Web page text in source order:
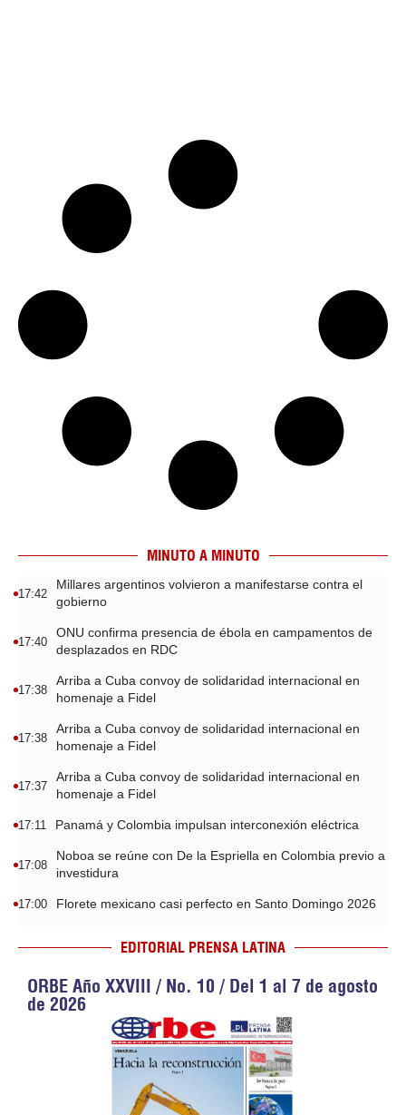
MINUTO A MINUTO
17:42
Millares argentinos volvieron a manifestarse contra el
gobierno
17:40
ONU confirma presencia de ébola en campamentos de
desplazados en RDC
17:38
Arriba a Cuba convoy de solidaridad internacional en
homenaje a Fidel
17:38
Arriba a Cuba convoy de solidaridad internacional en
homenaje a Fidel
17:37
Arriba a Cuba convoy de solidaridad internacional en
homenaje a Fidel
17:11 Panamá y Colombia impulsan interconexión eléctrica
17:08
Noboa se reúne con De la Espriella en Colombia previo a
investidura
17:00 Florete mexicano casi perfecto en Santo Domingo 2026
EDITORIAL PRENSA LATINA
ORBE Año XXVIII / No. 10 / Del 1 al 7 de agosto
de 2026